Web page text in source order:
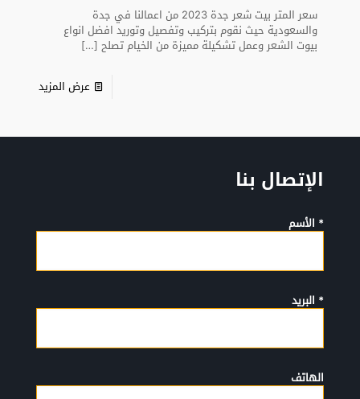
سعر المتر بيت شعر جدة 2023 من اعمالنا في جدة
والسعودية حيث نقوم بتركيب وتفصيل وتوريد افضل انواع
بيوت الشعر وعمل تشكيلة مميزة من الخيام تصلح […]
عرض المزيد
الإتصال بنا
* الأسم
* البريد
الهاتف